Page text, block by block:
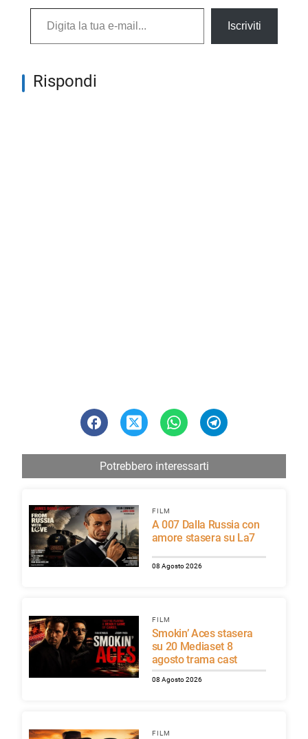
Digita la tua e-mail...
Iscriviti
Rispondi
Potrebbero interessarti
FILM
A 007 Dalla Russia con
amore stasera su La7
08 Agosto 2026
FILM
Smokin’ Aces stasera
su 20 Mediaset 8
agosto trama cast
08 Agosto 2026
FILM